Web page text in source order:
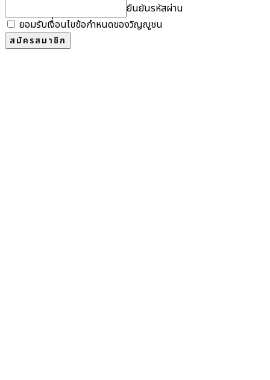
ยืนยันรหัสผ่าน
ยอมรับเงื่อนไขข้อกำหนดของวิญญูชน